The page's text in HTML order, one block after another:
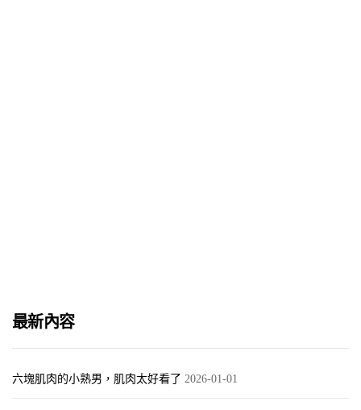
最新內容
六塊肌肉的小熟男，肌肉太好看了 2026-01-01